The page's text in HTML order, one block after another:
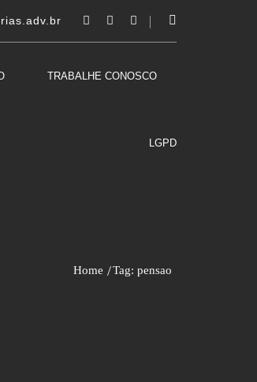
TRABALHE CONOSCO
LGPD
Home Tag: pensao